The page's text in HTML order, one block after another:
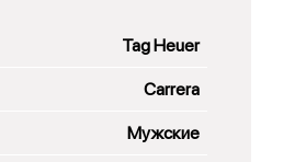
Tag Heuer
Carrera
Мужские